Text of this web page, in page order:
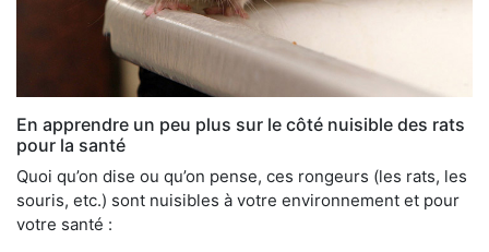
En apprendre un peu plus sur le côté nuisible des rats
pour la santé
Quoi qu’on dise ou qu’on pense, ces rongeurs (les rats, les
souris, etc.) sont nuisibles à votre environnement et pour
votre santé :